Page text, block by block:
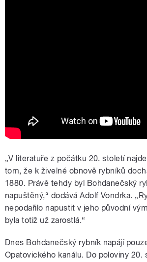
„V literatuře z počátku 20. století
tom, že k živelné obnově rybníků
1880. Právě tehdy byl Bohdanečský
napuštěný,“ dodává Adolf Vondrka.
nepodařilo napustit v jeho původní
byla totiž už zarostlá.“
Dnes Bohdanečský rybník napájí
Opatovického kanálu. Do poloviny 20.